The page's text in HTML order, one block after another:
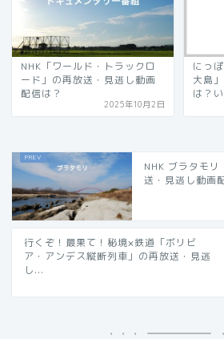
NHK「ワールド・トラックロ
ード」の再放送・見逃し動画
配信は？
2025年10月2日
にっ
大島
は？
NHK ブラタモ
送・見逃し動画
行くぞ！最果て！秘境×鉄道「ボリビ
ア・アンデス縦断列車」の再放送・見逃
し...